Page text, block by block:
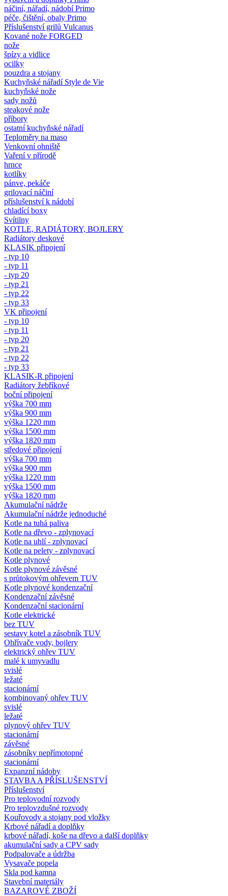
náčiní, nářadí, nádobí Primo
péče, čištění, obaly Primo
Příslušenství grilů Vulcanus
Kované nože FORGED
nože
špízy a vidlice
ocilky
pouzdra a stojany
Kuchyňské nářadí Style de Vie
kuchyňské nože
sady nožů
steakové nože
příbory
ostatní kuchyňské nářadí
Teploměry na maso
Venkovní ohniště
Vaření v přírodě
hrnce
kotlíky
pánve, pekáče
grilovací náčiní
příslušenství k nádobí
chladící boxy
Svítilny
KOTLE, RADIÁTORY, BOJLERY
Radiátory deskové
KLASIK připojení
- typ 10
- typ 11
- typ 20
- typ 21
- typ 22
- typ 33
VK připojení
- typ 10
- typ 11
- typ 20
- typ 21
- typ 22
- typ 33
KLASIK-R připojení
Radiátory žebříkové
boční připojení
výška 700 mm
výška 900 mm
výška 1220 mm
výška 1500 mm
výška 1820 mm
středové připojení
výška 700 mm
výška 900 mm
výška 1220 mm
výška 1500 mm
výška 1820 mm
Akumulační nádrže
Akumulační nádrže jednoduché
Kotle na tuhá paliva
Kotle na dřevo - zplynovací
Kotle na uhlí - zplynovací
Kotle na pelety - zplynovací
Kotle plynové
Kotle plynové závěsné
s průtokovým ohřevem TUV
Kotle plynové kondenzační
Kondenzační závěsné
Kondenzační stacionární
Kotle elektrické
bez TUV
sestavy kotel a zásobník TUV
Ohřívače vody, bojlery
elektrický ohřev TUV
malé k umyvadlu
svislé
ležaté
stacionární
kombinovaný ohřev TUV
svislé
ležaté
plynový ohřev TUV
stacionární
závěsné
zásobníky nepřímotopné
stacionární
Expanzní nádoby
STAVBA A PŘÍSLUŠENSTVÍ
Příslušenství
Pro teplovodní rozvody
Pro teplovzdušné rozvody
Kouřovody a stojany pod vložky
Krbové nářadí a doplňky
krbové nářadí, koše na dřevo a další doplňky
akumulační sady a CPV sady
Podpalovače a údržba
Vysavače popela
Skla pod kamna
Stavební materiály
BAZAROVÉ ZBOŽÍ